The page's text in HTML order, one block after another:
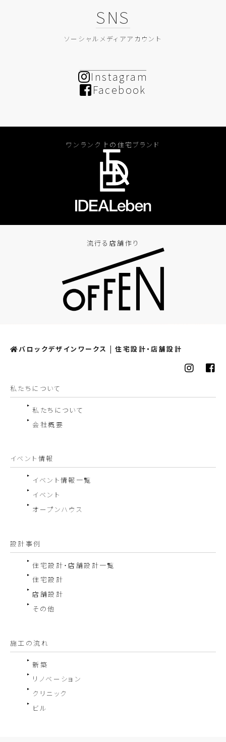
SNS
ソーシャルメディアアカウント
Instagram
Facebook
ワンランク上の住宅ブランド
流行る店舗作り
バロックデザインワークス | 住宅設計・店舗設計
私たちについて
私たちについて
会社概要
イベント情報
イベント情報一覧
イベント
オープンハウス
設計事例
住宅設計・店舗設計一覧
住宅設計
店舗設計
その他
施工の流れ
新築
リノベーション
クリニック
ビル